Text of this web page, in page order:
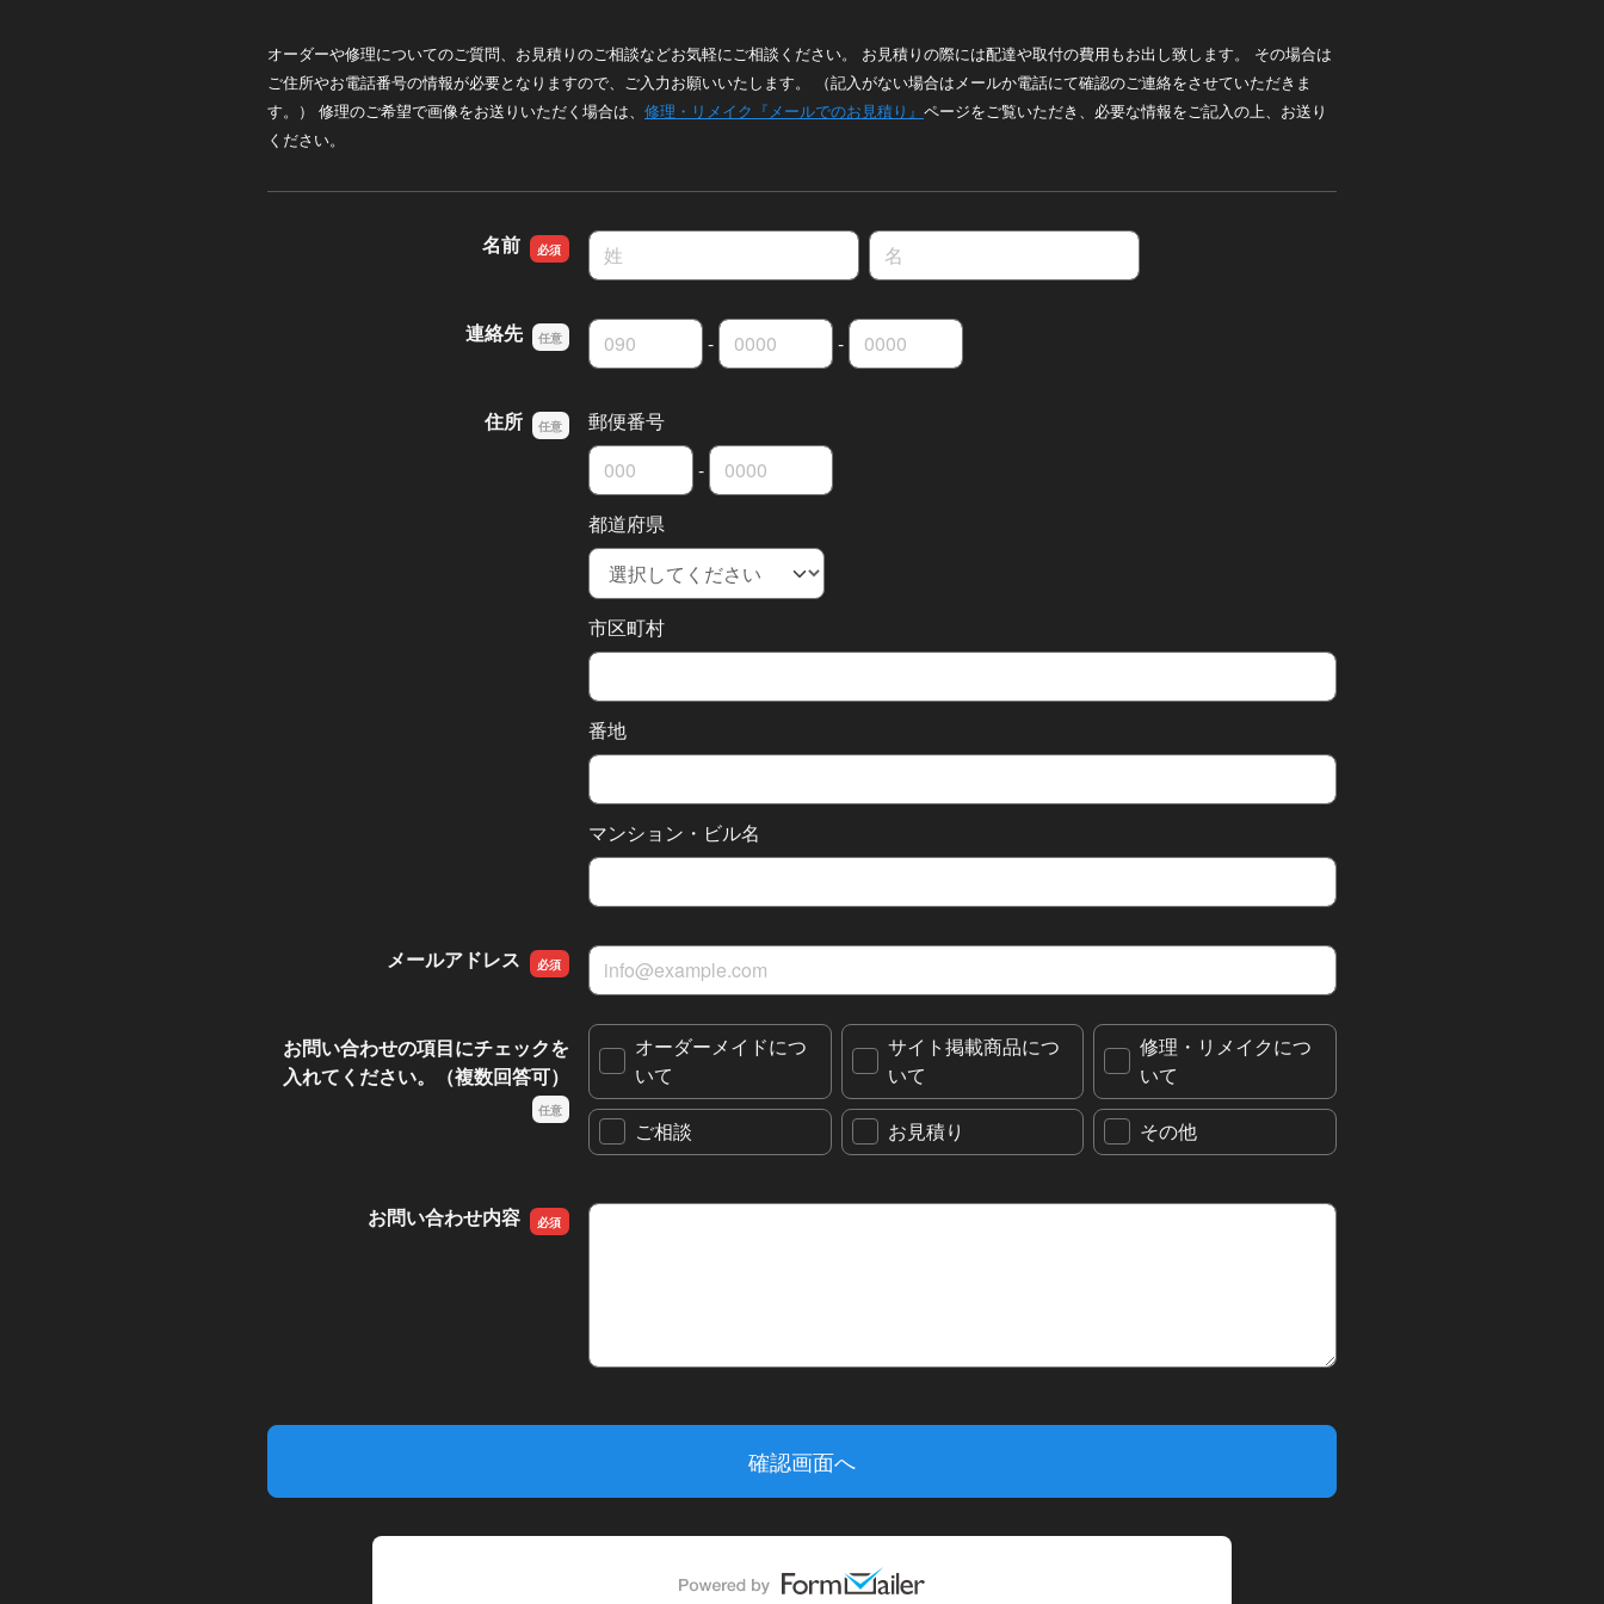
オーダーや修理についてのご質問、お見積りのご相談などお気軽にご相談ください。 お見積りの際には配達や取付の費用もお出し致します。 その場合は
ご住所やお電話番号の情報が必要となりますので、ご入力お願いいたします。 （記入がない場合はメールか電話にて確認のご連絡をさせていただきま
す。） 修理のご希望で画像をお送りいただく場合は、 修理・リメイク『メールでのお見積り』 ページをご覧いただき、必要な情報をご記入の上、お送り
ください。
名前 名前の姓 名前の名
連絡先
連絡先の市外局番
-
連絡先の市内局番 -
連絡先の加入者番号
住所 郵便番号
郵便番号の上3桁
-
郵便番号の下4桁
都道府県
市区町村
番地
マンション・ビル名
メールアドレス メールアドレス
お問い合わせの項目にチェックを
入れてください。（複数回答可）
オーダーメイドにつ
いて
サイト掲載商品につ
いて
修理・リメイクにつ
いて
ご相談 お見積り その他
お問い合わせ内容 お問い合わせ内容